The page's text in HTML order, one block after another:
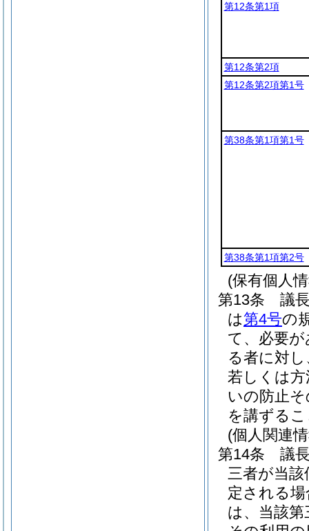
第12条第1項
第12条第2項
第12条第2項第1号
第38条第1項第1号
第38条第1項第2号
(保有個人
第13条
議
は第4号の
て、必要
る者に対
若しくは
いの防止
を講ずる
(個人関連
第14条
議
三者が当
定される
は、当該